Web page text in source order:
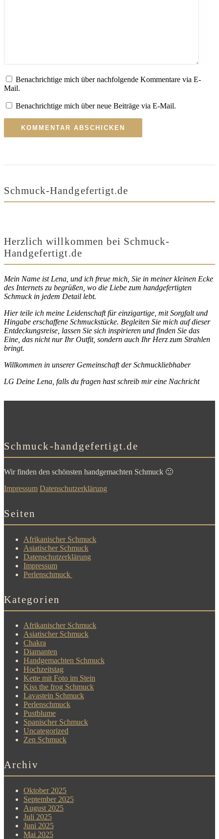
Benachrichtige mich über nachfolgende Kommentare via E-
Mail.
Benachrichtige mich über neue Beiträge via E-Mail.
Schmuck-Handgefertigt.de
Herzlich willkommen bei Schmuck-
Handgefertigt.de
Mein Name ist Lena, und ich freue mich, Sie in meiner kleinen Ecke
des Internets zu begrüßen, wo die Liebe zum handgefertigten
Schmuck in jedem Detail lebt.
Hier teile ich meine Leidenschaft für einzigartige, mit Sorgfalt und
Hingabe erschaffene Schmuckstücke. Begleiten Sie mich auf dieser
Entdeckungsreise, lassen Sie sich inspirieren und finden Sie das
Eine, das nicht nur Ihr Outfit, sondern auch Ihr Herz zum Strahlen
bringt.
Willkommen in unserer Gemeinschaft der Schmuckliebhaber
LG Deine Lena, falls du fragen hast schreib mir eine Nachricht
Schmuck-handgefertigt.de
Wir finden den schönsten handgemachten Schmuck 🙂
Impressum Datenschutzerklärung
Seiten
Afrikanischer Schmuck
Asiatischer Schmuck
Datenschutzerklärung
Impressum
Perlenschmuck
Kategorien
Afrikanischer Schmuck
Asiatischer Schmuck
Chakra
Diamanten
Handgemachten Schmuck
Hochzeitstag
Kette mit Foto im Stein
Kiss the frog Schmuck
Lavastein Schmuck
Perlenschmuck
Pustblume
Spanischer Schmuck
Uncategorized
Zen Schmuck
Archiv
Oktober 2025
September 2025
August 2025
Juli 2025
Juni 2025
Mai 2025